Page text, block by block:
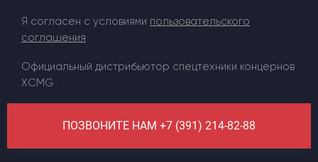
ПОЗВОНИТЕ НАМ +7 (391) 214-82-88
Я согласен с условиями пользовательского
соглашения
Официальный дистрибьютор спецтехники концернов
XCMG .